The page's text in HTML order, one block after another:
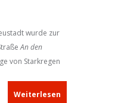
wurde zur
An den
von Starkregen
ein sicheres
Weiterlesen